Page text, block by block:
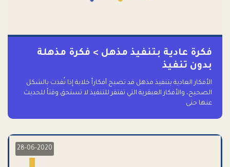
فكرة عادية بتنفيذ مذهل > فكرة مذهلة
بدون تنفيذ
الأفكار العادية بتنفيذ مذهل قد تصبح أفكاراً خلابة إذا نُفذت بالشكل
الصحيح، والأفكار العبقرية التي تفتقر للتنفيذ لا تستحق وقتاً للحديث
عنها حتى
28-06-2020